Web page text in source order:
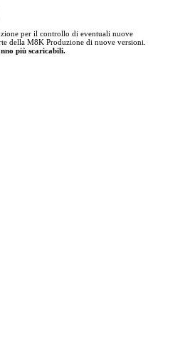
per il controllo di eventuali nuove
della M8K Produzione di nuove versioni.
più scaricabili.